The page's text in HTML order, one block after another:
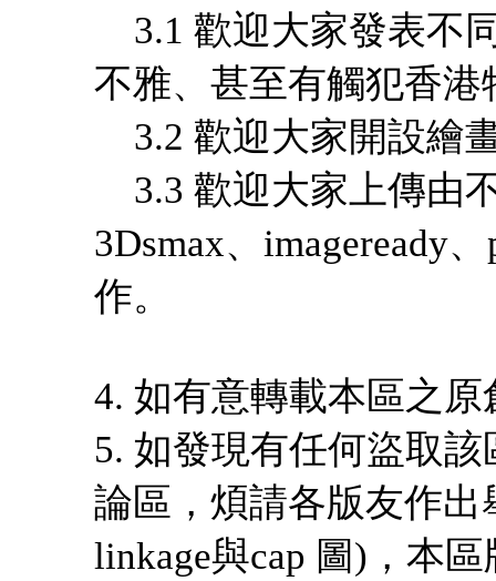
3.1 歡迎大家發表不
不雅、甚至有觸犯香
3.2 歡迎大家開設繪
3.3 歡迎大家上傳由
3Dsmax、imageready
作。
4. 如有意轉載本區之
5. 如發現有任何盜取
論區，煩請各版友作出
linkage與cap 圖)，本